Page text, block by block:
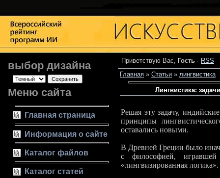
выбор дизайна
Меню сайта
Главная страница
Информация о сайте
Каталог файлов
Каталог статей
Приветствую Вас, Гость · RSS
Главная » Статьи » лингвистика
Лингвистика:
Решая эту задачу,
принципы
оставались новыми.
В Древней Греции было
с философией,
«лингвизированная логи­ка».